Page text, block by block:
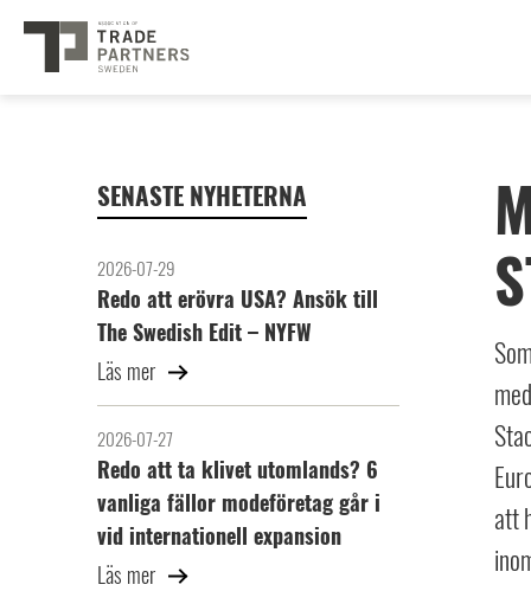
SENASTE NYHETERNA
2026-07-29
Redo att erövra USA? Ansök till
The Swedish Edit – NYFW
Läs mer
2026-07-27
Redo att ta klivet utomlands? 6
vanliga fällor modeföretag går i
vid internationell expansion
Läs mer
att